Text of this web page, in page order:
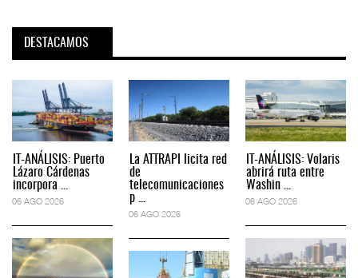
DESTACAMOS
IT-ANÁLISIS: Puerto
Lázaro Cárdenas
incorpora ...
06 AGO 2026
La ATTRAPI licita red
de
telecomunicaciones
p ...
06 AGO 2026
IT-ANÁLISIS: Volaris
abrirá ruta entre
Washin ...
06 AGO 2026